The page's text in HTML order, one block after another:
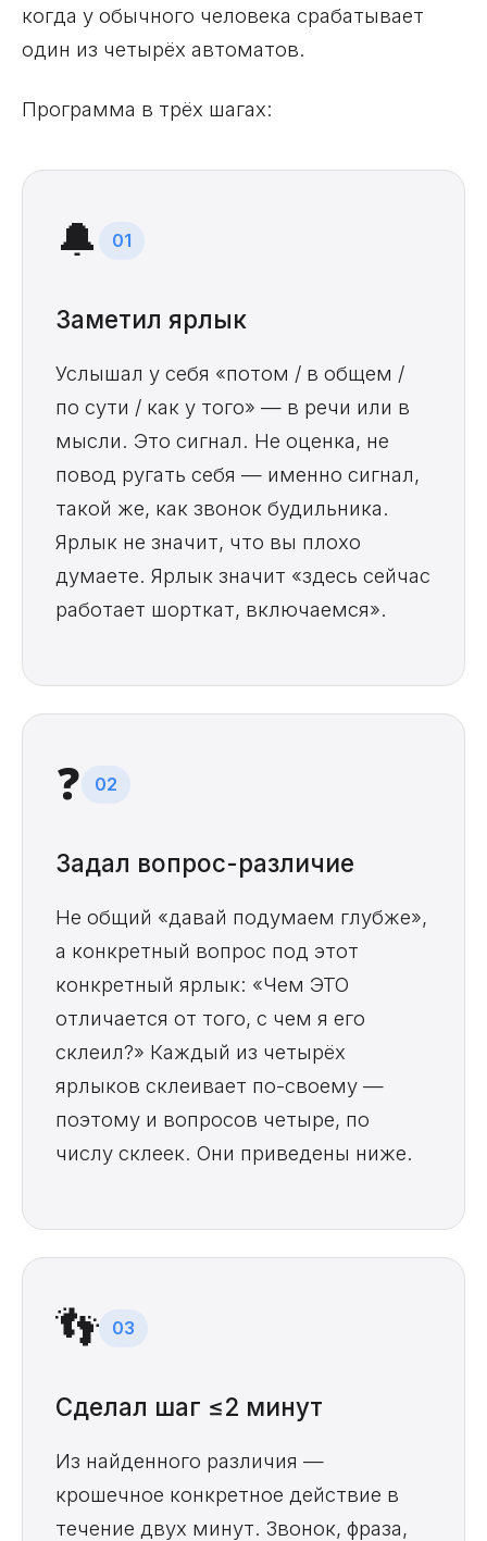
когда у обычного человека срабатывает
один из четырёх автоматов.
Программа в трёх шагах:
🔔 01
Заметил ярлык
Услышал у себя «потом / в общем /
по сути / как у того» — в речи или в
мысли. Это сигнал. Не оценка, не
повод ругать себя — именно сигнал,
такой же, как звонок будильника.
Ярлык не значит, что вы плохо
думаете. Ярлык значит «здесь сейчас
работает шорткат, включаемся».
❓ 02
Задал вопрос-различие
Не общий «давай подумаем глубже»,
а конкретный вопрос под этот
конкретный ярлык: «Чем ЭТО
отличается от того, с чем я его
склеил?» Каждый из четырёх
ярлыков склеивает по-своему —
поэтому и вопросов четыре, по
числу склеек. Они приведены ниже.
👣 03
Сделал шаг ≤2 минут
Из найденного различия —
крошечное конкретное действие в
течение двух минут. Звонок, фраза,